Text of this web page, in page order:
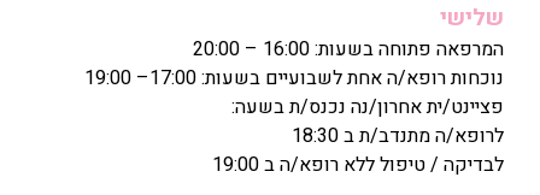
שלישי
המרפאה פתוחה בשעות: 16:00 – 20:00
נוכחות רופא/ה אחת לשבועיים בשעות: 17:00– 19:00
פציינט/ית אחרון/נה נכנס/ת בשעה:
לרופא/ה מתנדב/ת ב 18:30
לבדיקה / טיפול ללא רופא/ה ב 19:00